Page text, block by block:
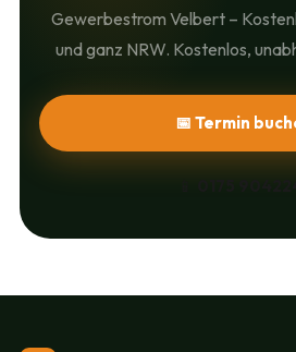
Gewerbestrom Velbert –
und ganz NRW. Kostenlos,
📅 Termin